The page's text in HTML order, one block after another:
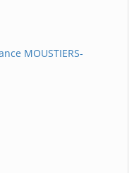
MOUSTIERS-